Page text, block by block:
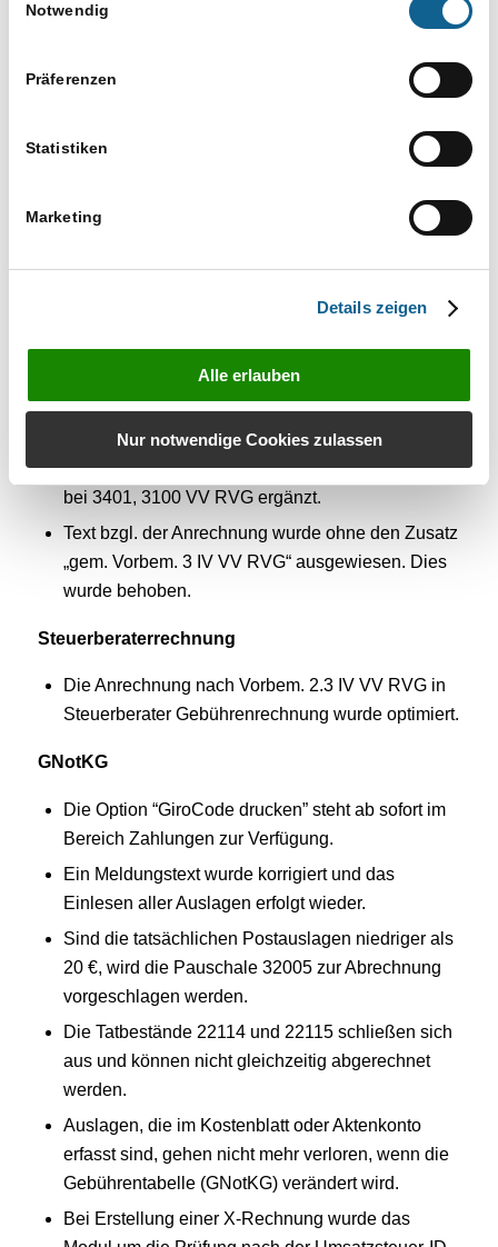
Notwendig
Präferenzen
Statistiken
Marketing
Details zeigen
Alle erlauben
Nur notwendige Cookies zulassen
Formulare werden wieder gefunden, obwohl diese
Der GiroCode wird auf Kostenfestsetzungsanträge
Die Option steht ab sofort auch für
Zu den Nr. 3102, 3106 und 1006 i. V. m. 1005 VV
RVG werden jetzt als nur eine Postangelegenheit
ausgewiesen.
Die Obergrenzenprüfung nach § 15 III RVG wurde
bei 3401, 3100 VV RVG ergänzt.
Text bzgl. der Anrechnung wurde ohne den Zusatz
„gem. Vorbem. 3 IV VV RVG“ ausgewiesen. Dies
wurde behoben.
Steuerberaterrechnung
Die Anrechnung nach Vorbem. 2.3 IV VV RVG in
Steuerberater Gebührenrechnung wurde optimiert.
GNotKG
Die Option “GiroCode drucken” steht ab sofort im
Bereich Zahlungen zur Verfügung.
Ein Meldungstext wurde korrigiert und das
Einlesen aller Auslagen erfolgt wieder.
Sind die tatsächlichen Postauslagen niedriger als
20 €, wird die Pauschale 32005 zur Abrechnung
vorgeschlagen werden.
Die Tatbestände 22114 und 22115 schließen sich
aus und können nicht gleichzeitig abgerechnet
werden.
Auslagen, die im Kostenblatt oder Aktenkonto
erfasst sind, gehen nicht mehr verloren, wenn die
Gebührentabelle (GNotKG) verändert wird.
Bei Erstellung einer X-Rechnung wurde das